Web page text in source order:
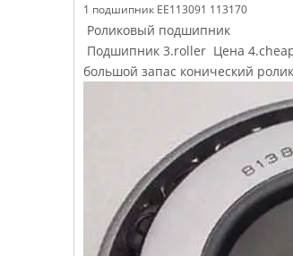
1 подшипник EE113091 113170
Роликовый подшипник
Подшипник 3.roller Цена
большой запас конический